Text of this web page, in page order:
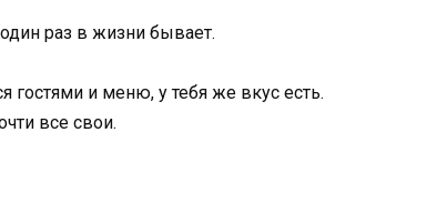
раз в жизни бывает.
гостями и меню, у тебя же вкус есть.
все свои.